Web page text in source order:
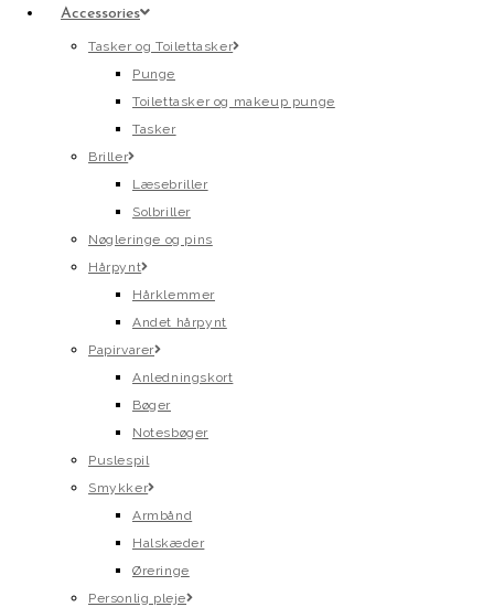
Accessories
Tasker og Toilettasker
Punge
Toilettasker og makeup punge
Tasker
Briller
Læsebriller
Solbriller
Nøgleringe og pins
Hårpynt
Hårklemmer
Andet hårpynt
Papirvarer
Anledningskort
Bøger
Notesbøger
Puslespil
Smykker
Armbånd
Halskæder
Øreringe
Personlig pleje